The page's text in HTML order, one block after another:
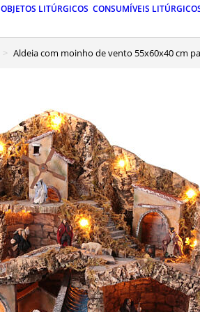
OBJETOS LITÚRGICOS CONSUMÍVEIS
Aldeia com moinho de vento 55x60x40 cm